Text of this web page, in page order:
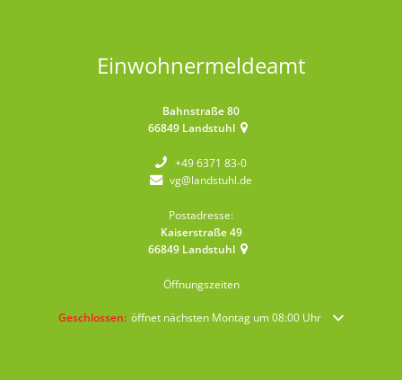
Einwohnermeldeamt
Bahnstraße 80
66849 Landstuhl
+49 6371 83-0
vg@landstuhl.de
Postadresse:
Kaiserstraße 49
66849 Landstuhl
Öffnungszeiten
Klicken, um weitere Öffnungs- oder Schließzeiten auszublenden
Geschlossen: öffnet nächsten Montag um 08:00 Uhr